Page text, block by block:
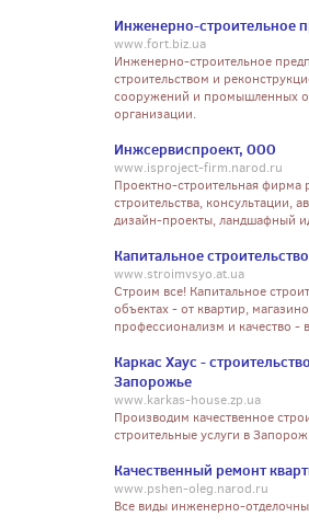
Инженерно-строительное
www.fort.biz.ua
Инженерно-строительное
строительством и
сооружений и промышленных
организации.
Инжсервиспроект, ООО
www.isproject-firm.narod.ru
Проектно-строительная фирма
строительства, консультации,
дизайн-проекты, ландшафный
Капитальное
www.stroimvsyo.at.ua
Строим все! Капитальное
объектах - от квартир,
профессионализм и качество -
Каркас Хаус -
Запорожье
www.karkas-house.zp.ua
Производим качественное
строительные услуги в
Качественный ремонт
www.pshen-oleg.narod.ru
Все виды инженерно-